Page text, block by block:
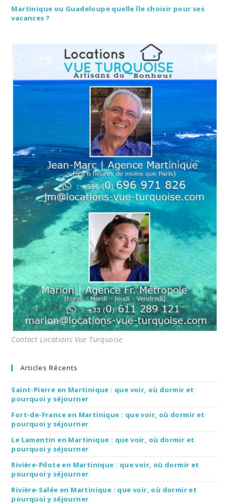
Martinique ou Guadeloupe quelle île choisir pour ses
vacances ?
Contact Locations Vue Turquoise
Articles Récents
Saint-Pierre en Martinique : que voir, où dormir et
pourquoi y séjourner
Fort-de-France en Martinique : que voir, où dormir et
pourquoi y séjourner
Le Lamentin en Martinique : que voir, où dormir et
pourquoi y séjourner
Rivière-Pilote en Martinique : que voir, où dormir et
pourquoi y séjourner
Rivière-Salée en Martinique : que voir, où dormir et
pourquoi y séjourner